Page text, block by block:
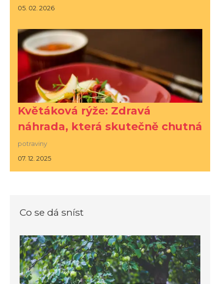
05. 02. 2026
Květáková rýže: Zdravá
náhrada, která skutečně chutná
potraviny
07. 12. 2025
Co se dá sníst